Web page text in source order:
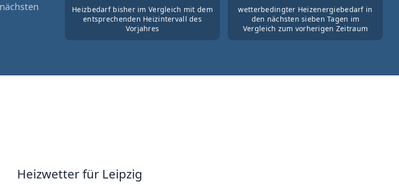
Heizbedarf bisher im Vergleich mit dem
entsprechenden Heizintervall des
Vorjahres
wetterbedingter Heizenergiebedarf in
den nächsten sieben Tagen im
Vergleich zum vorherigen Zeitraum
Heizwetter für Leipzig